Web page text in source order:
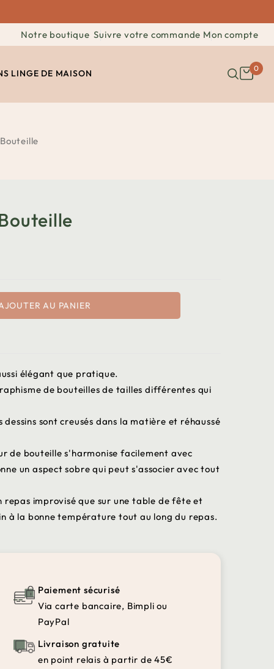
Notre boutique Suivre votre commande Mon compte
LINGE DE MAISON 0
AU PANIER
élégant que pratique.
de bouteilles de tailles différentes qui
dessins sont creusés dans la matière et réhaussé
de bouteille s'harmonise facilement avec
un aspect sobre qui peut s'associer avec tout
repas improvisé que sur une table de fête et
à la bonne température tout au long du repas.
Paiement sécurisé
Via carte bancaire, Bimpli ou
PayPal
Livraison gratuite
en point relais à partir de 45€